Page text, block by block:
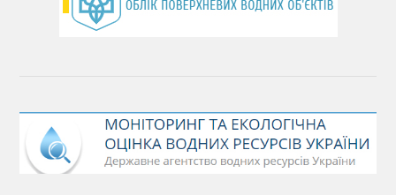
День захисту річок